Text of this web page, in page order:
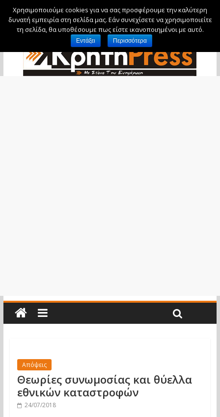
Παρασκευή, 7 Αυγούστου, 2026
Απόψεις
Θεωρίες συνωμοσίας και θύελλα
εθνικών καταστροφών
24/07/2018
Χρησιμοποιούμε cookies για να σας προσφέρουμε την καλύτερη
δυνατή εμπειρία στη σελίδα μας. Εάν συνεχίσετε να χρησιμοποιείτε
τη σελίδα, θα υποθέσουμε πως είστε ικανοποιημένοι με αυτό.
Εντάξει Περισσότερα